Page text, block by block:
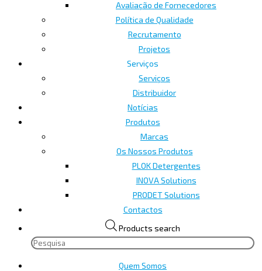
Avaliação de Fornecedores
Política de Qualidade
Recrutamento
Projetos
Serviços
Serviços
Distribuidor
Notícias
Produtos
Marcas
Os Nossos Produtos
PLOK Detergentes
INOVA Solutions
PRODET Solutions
Contactos
Products search
Quem Somos